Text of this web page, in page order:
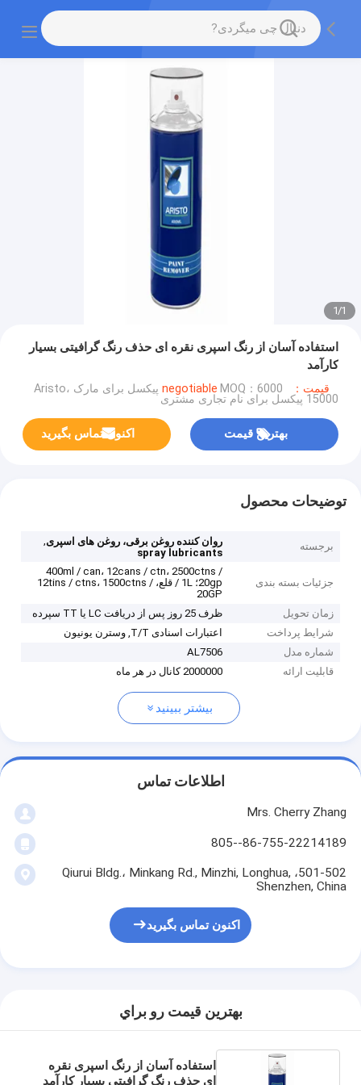
1
/
1
استفاده آسان از رنگ اسپری نقره ای حذف رنگ گرافیتی بسیار
کارآمد
قیمت：negotiable MOQ：6000 پیکسل برای مارک Aristo،
15000 پیکسل برای نام تجاری مشتری
بهترین قیمت اکنون تماس بگیرید
توضیحات محصول
برجسته روان کننده روغن برقی، روغن های اسپری,
spray lubricants
جزئیات بسته بندی
400ml / can، 12cans / ctn، 2500ctns /
20gp؛ 1L / قلع، 12tins / ctns، 1500ctns /
20GP
زمان تحویل
ظرف 25 روز پس از دریافت LC یا TT سپرده
شرایط پرداخت
اعتبارات اسنادی T/T, وسترن یونیون
شماره مدل
AL7506
قابلیت ارائه
2000000 كانال در هر ماه
بیشتر ببینید
اطلاعات تماس
Mrs. Cherry Zhang
86-755-22214189--805
501-502، Qiurui Bldg.، Minkang Rd., Minzhi, Longhua,
Shenzhen, China
اکنون تماس بگیرید
بهترين قيمت رو براي
استفاده آسان از رنگ اسپری نقره
ای حذف رنگ گرافیتی بسیار کارآمد